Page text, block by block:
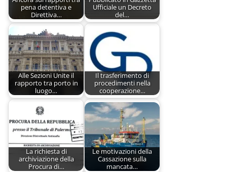
pena detentiva e
Direttiva…
Ufficiale un Decreto
del…
Alle Sezioni Unite il
rapporto tra porto in
luogo…
Il trasferimento di
procedimenti nella
cooperazione…
La richiesta di
archiviazione della
Procura di…
Le motivazioni della
Cassazione sulla
mancata…